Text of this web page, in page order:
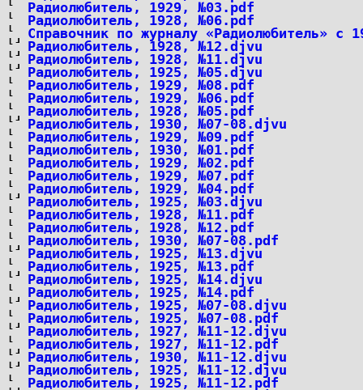
Радиолюбитель, 1929, №03.pdf
Радиолюбитель, 1928, №06.pdf
Справочник по журналу «Радиолюбитель»
Радиолюбитель, 1928, №12.djvu
Радиолюбитель, 1928, №11.djvu
Радиолюбитель, 1925, №05.djvu
Радиолюбитель, 1929, №08.pdf
Радиолюбитель, 1929, №06.pdf
Радиолюбитель, 1928, №05.pdf
Радиолюбитель, 1930, №07-08.djvu
Радиолюбитель, 1929, №09.pdf
Радиолюбитель, 1930, №01.pdf
Радиолюбитель, 1929, №02.pdf
Радиолюбитель, 1929, №07.pdf
Радиолюбитель, 1929, №04.pdf
Радиолюбитель, 1925, №03.djvu
Радиолюбитель, 1928, №11.pdf
Радиолюбитель, 1928, №12.pdf
Радиолюбитель, 1930, №07-08.pdf
Радиолюбитель, 1925, №13.djvu
Радиолюбитель, 1925, №13.pdf
Радиолюбитель, 1925, №14.djvu
Радиолюбитель, 1925, №14.pdf
Радиолюбитель, 1925, №07-08.djvu
Радиолюбитель, 1925, №07-08.pdf
Радиолюбитель, 1927, №11-12.djvu
Радиолюбитель, 1927, №11-12.pdf
Радиолюбитель, 1930, №11-12.djvu
Радиолюбитель, 1925, №11-12.djvu
Радиолюбитель, 1925, №11-12.pdf